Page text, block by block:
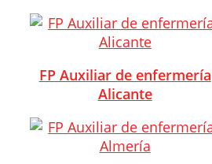
FP Auxiliar de enfermería
Alicante